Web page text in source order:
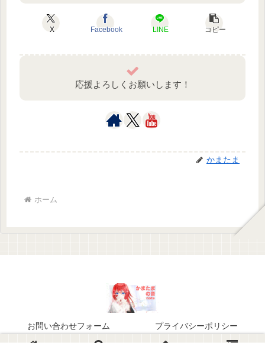
X Facebook LINE コピー
応援よろしくお願いします！
かまたま
ホーム
お問い合わせフォーム プライバシーポリシー